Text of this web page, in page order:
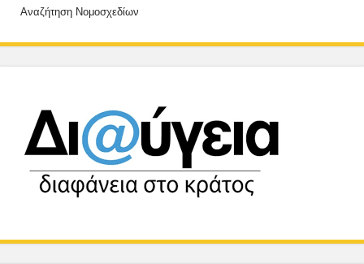
Αναζήτηση Νομοσχεδίων